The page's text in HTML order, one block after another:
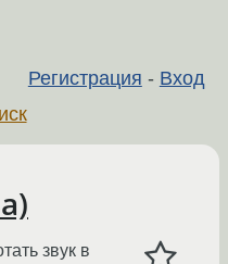
Регистрация - Вход
звук в